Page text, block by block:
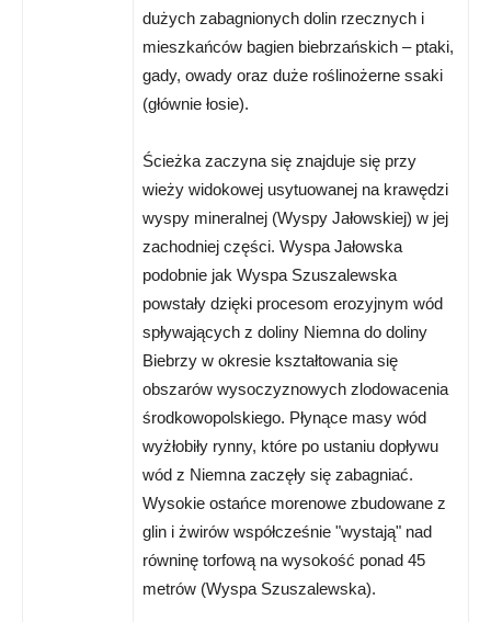
dużych zabagnionych dolin rzecznych i
mieszkańców bagien biebrzańskich – ptaki,
gady, owady oraz duże roślinożerne ssaki
(głównie łosie).
Ścieżka zaczyna się znajduje się przy
wieży widokowej usytuowanej na krawędzi
wyspy mineralnej (Wyspy Jałowskiej) w jej
zachodniej części. Wyspa Jałowska
podobnie jak Wyspa Szuszalewska
powstały dzięki procesom erozyjnym wód
spływających z doliny Niemna do doliny
Biebrzy w okresie kształtowania się
obszarów wysoczyznowych zlodowacenia
środkowopolskiego. Płynące masy wód
wyżłobiły rynny, które po ustaniu dopływu
wód z Niemna zaczęły się zabagniać.
Wysokie ostańce morenowe zbudowane z
glin i żwirów współcześnie "wystają" nad
równinę torfową na wysokość ponad 45
metrów (Wyspa Szuszalewska).